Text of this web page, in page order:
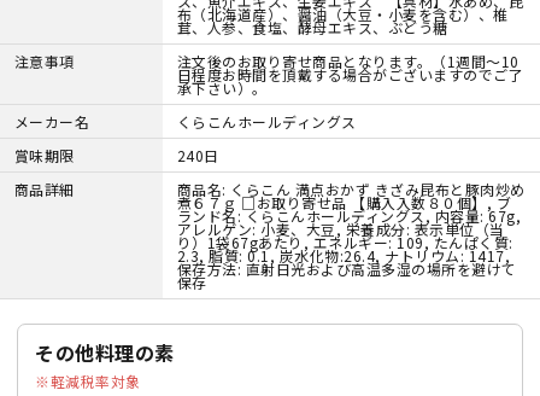
布（北海道産）、醤油（大豆・小麦を含む）、椎
茸、人参、食塩、酵母エキス、ぶどう糖
注意事項
注文後のお取り寄せ商品となります。（1週間～10
日程度お時間を頂戴する場合がございますのでご了
承下さい）。
メーカー名
くらこんホールディングス
賞味期限
240日
商品詳細
商品名: くらこん 満点おかず きざみ昆布と豚肉炒め
煮６７ｇ □お取り寄せ品 【購入入数８０個】, ブ
ランド名: くらこんホールディングス, 内容量: 67g,
アレルゲン: 小麦、大豆, 栄養成分: 表示単位（当
り）1袋67gあたり, エネルギー: 109, たんぱく質:
2.3, 脂質: 0.1, 炭水化物:26.4, ナトリウム: 1417,
保存方法: 直射日光および高温多湿の場所を避けて
保存
その他料理の素
軽減税率対象